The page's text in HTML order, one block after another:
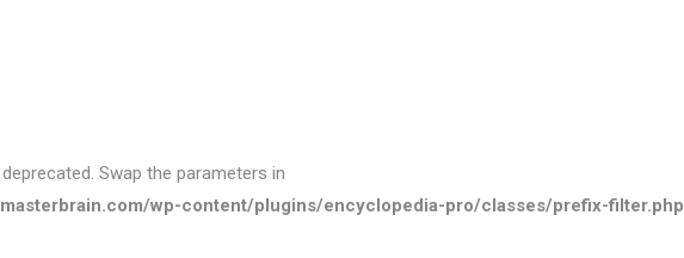
Swap the parameters in
wp-content/plugins/encyclopedia-pro/classes/prefix-filter.php